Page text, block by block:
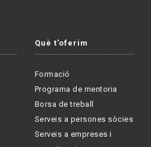
Què t'oferim
Formació
Programa de mentoria
Borsa de treball
Serveis a persones sòcies
Serveis a empreses i